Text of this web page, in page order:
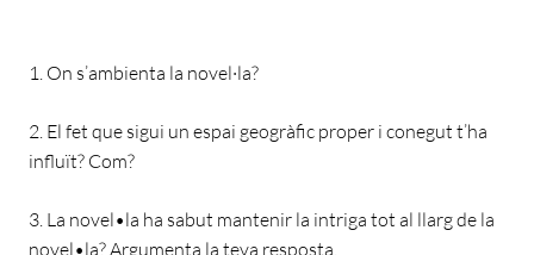
1. On s’ambienta la novel·la?
2. El fet que sigui un espai geogràfic proper i conegut t’ha
influït? Com?
3. La novel•la ha sabut mantenir la intriga tot al llarg de la
novel•la? Argumenta la teva resposta.